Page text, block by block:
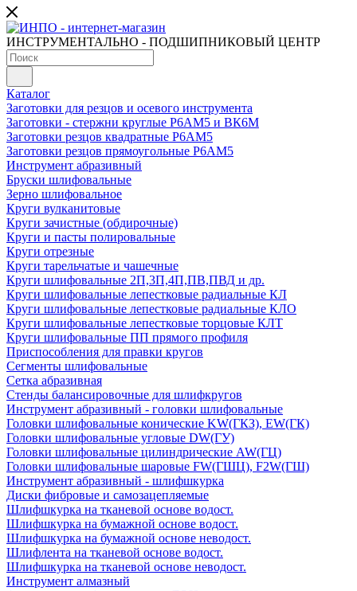
ИНСТРУМЕНТАЛЬНО - ПОДШИПНИКОВЫЙ ЦЕНТР
Каталог
Заготовки для резцов и осевого инструмента
Заготовки - стержни круглые Р6АМ5 и ВК6М
Заготовки резцов квадратные Р6АМ5
Заготовки резцов прямоугольные Р6АМ5
Инструмент абразивный
Бруски шлифовальные
Зерно шлифовальное
Круги вулканитовые
Круги зачистные (обдирочные)
Круги и пасты полировальные
Круги отрезные
Круги тарельчатые и чашечные
Круги шлифовальные 2П,3П,4П,ПВ,ПВД и др.
Круги шлифовальные лепестковые радиальные КЛ
Круги шлифовальные лепестковые радиальные КЛО
Круги шлифовальные лепестковые торцовые КЛТ
Круги шлифовальные ПП прямого профиля
Приспособления для правки кругов
Сегменты шлифовальные
Сетка абразивная
Стенды балансировочные для шлифкругов
Инструмент абразивный - головки шлифовальные
Головки шлифовальные конические KW(ГКЗ), EW(ГК)
Головки шлифовальные угловые DW(ГУ)
Головки шлифовальные цилиндрические AW(ГЦ)
Головки шлифовальные шаровые FW(ГШЦ), F2W(ГШ)
Инструмент абразивный - шлифшкурка
Диски фибровые и самозацепляемые
Шлифшкурка на тканевой основе водост.
Шлифшкурка на бумажной основе водост.
Шлифшкурка на бумажной основе неводост.
Шлифлента на тканевой основе водост.
Шлифшкурка на тканевой основе неводост.
Инструмент алмазный